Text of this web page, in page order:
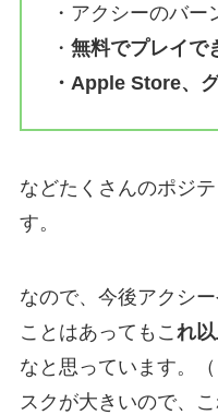
・アクシーのバー
・ 無料でプレイで
・Apple Store、
などたくさんのポジ
す。
なので、今後アクシ
ことはあってもこれ
なと思っています。
スクが大きいので、